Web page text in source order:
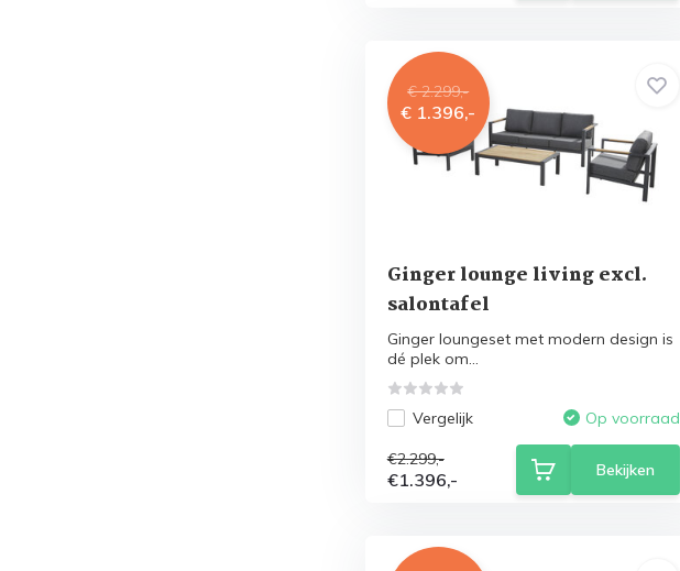
€ 2.299,-
€ 1.396,-
Ginger lounge living excl.
salontafel
Ginger loungeset met modern design is
dé plek om...
Vergelijk Op voorraad
€2.299,-
€1.396,- Bekijken